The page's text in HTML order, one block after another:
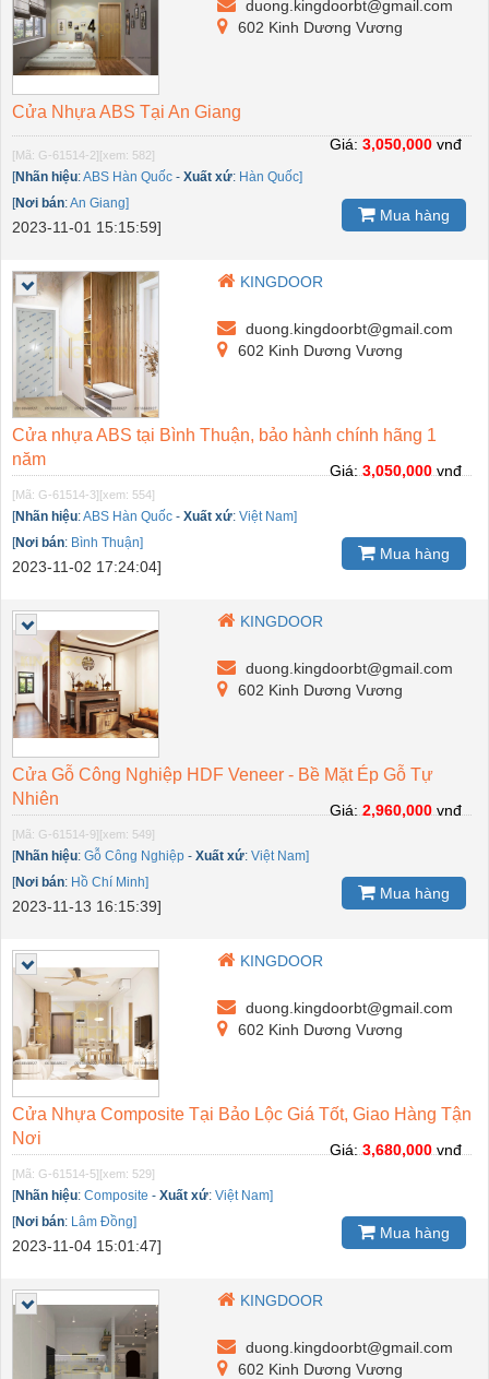
duong.kingdoorbt@gmail.com
602 Kinh Dương Vương
Cửa Nhựa ABS Tại An Giang
[Mã: G-61514-2][xem: 582]
[Nhãn hiệu:ABS Hàn Quốc - Xuất xứ: Hàn Quốc]
[Nơi bán:An Giang]
2023-11-01 15:15:59]
Giá: 3,050,000 vnđ
Mua hàng
KINGDOOR
duong.kingdoorbt@gmail.com
602 Kinh Dương Vương
Cửa nhựa ABS tại Bình Thuận, bảo hành chính hãng 1
năm
[Mã: G-61514-3][xem: 554]
[Nhãn hiệu:ABS Hàn Quốc - Xuất xứ: Việt Nam]
[Nơi bán: Bình Thuận]
2023-11-02 17:24:04]
Giá: 3,050,000 vnđ
Mua hàng
KINGDOOR
duong.kingdoorbt@gmail.com
602 Kinh Dương Vương
Cửa Gỗ Công Nghiệp HDF Veneer - Bề Mặt Ép Gỗ Tự
Nhiên
[Mã: G-61514-9][xem: 549]
[Nhãn hiệu: Gỗ Công Nghiệp - Xuất xứ: Việt Nam]
[Nơi bán: Hồ Chí Minh]
2023-11-13 16:15:39]
Giá: 2,960,000 vnđ
Mua hàng
KINGDOOR
duong.kingdoorbt@gmail.com
602 Kinh Dương Vương
Cửa Nhựa Composite Tại Bảo Lộc Giá Tốt, Giao Hàng Tận
Nơi
[Mã: G-61514-5][xem: 529]
[Nhãn hiệu: Composite - Xuất xứ: Việt Nam]
[Nơi bán: Lâm Đồng]
2023-11-04 15:01:47]
Giá: 3,680,000 vnđ
Mua hàng
KINGDOOR
duong.kingdoorbt@gmail.com
602 Kinh Dương Vương